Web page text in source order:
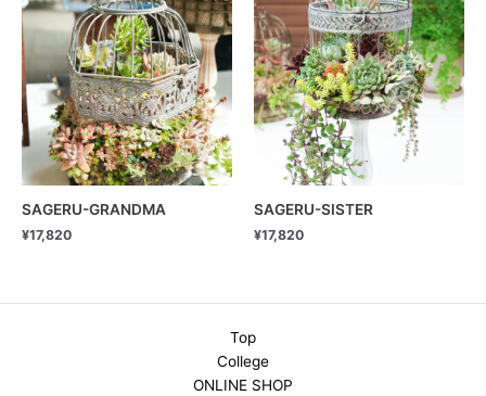
SAGERU-GRANDMA
¥17,820
SAGERU-SISTER
¥17,820
Top
College
ONLINE SHOP